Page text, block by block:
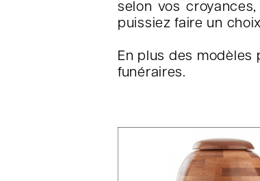
selon vos
puissiez faire un
En plus des modèles
funéraires.